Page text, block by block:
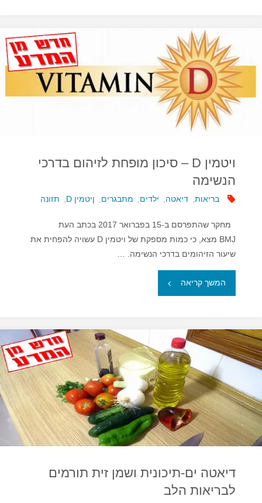
יותר
מעודף
משקל"
ויטמין D – סיכון מופחת לזיהום בדרכי
הנשימה
בריאות דיאטה ילדים מתבגרים ןיטמין D תזונה
מחקר שהתפרסם ב-15 בפברואר 2017 בכתב העת
BMJ מצא, כי כמות מספקת של ויטמין D עשויה להפחית את
שיעור הזיהומים בדרכי הנשימה. …
המשך קריאה "ויטמין
סיכון
מופחת
לזיהום
בדרכי
דיאטה ים-תיכונית ושמן זית תורמים
לבריאות הלב